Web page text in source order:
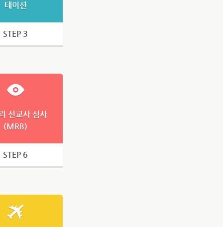
테이션
STEP 3
선교사 심사
(MRB)
STEP 6